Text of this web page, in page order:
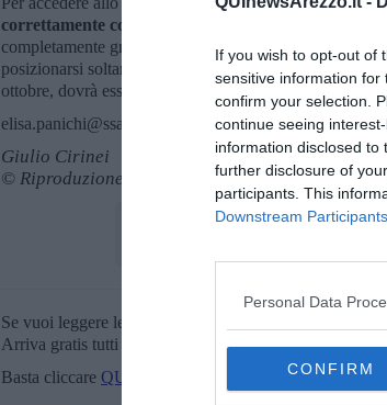
If you wish to opt-out of
sensitive information
confirm your selection.
continue seeing
information disclosed
further disclosure of
participants. This
Downstream Participants
Personal Data
CONFIRM
correttamente compilata. Il modulo potrà essere
completamente gratuito l'accesso per gli invalidi al
posizionarsi soltanto in un apposito settore della
ottobre, dovrà essere inviata una mail all'indirizzo
elisa.panichi@ssarezzo.it
Giulio Cirinei
© Riproduzione riservata
Se vuoi leggere le notizie principali della Toscana
Arriva gratis tutti i giorni alle 20:00 direttamente nella
Basta cliccare QUI